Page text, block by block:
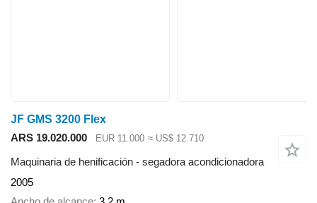
JF GMS 3200 Flex
ARS 19.020.000
EUR 11.000 ≈ US$ 12.710
Maquinaria de henificación - segadora acondicionadora
2005